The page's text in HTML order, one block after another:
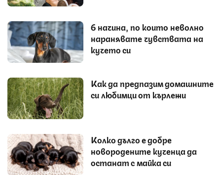
6 начина, по които неволно
наранявате чувствата на
кучето си
Как да предпазим домашните
си любимци от кърлежи
Колко дълго е добре
новородените кученца да
останат с майка си